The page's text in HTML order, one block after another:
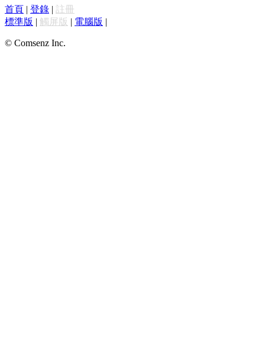
首頁 | 登錄 | 註冊
標準版 | 觸屏版 | 電腦版 |
© Comsenz Inc.